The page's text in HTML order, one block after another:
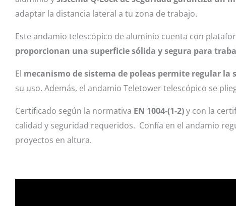
adaptar la distancia lateral a tu zona de trabajo.
Este andamio telescópico de aluminio cuenta con
proporcionan una superficie sólida y segura para
El mecanismo de sistema de poleas permite regular
su uso. Además, el andamio Teletower telescópico se
Certificado según la normativa EN 1004-(1-2)y con la
calidad y seguridad requeridos. Confía en el andamio
proyectos en altura.